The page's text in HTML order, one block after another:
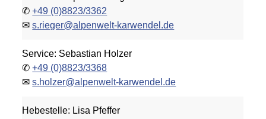
✆+49 (0)8823/3362
✉s.rieger@alpenwelt-karwendel.de
Service: Sebastian Holzer
✆+49 (0)8823/3368
✉s.holzer@alpenwelt-karwendel.de
Hebestelle: Lisa Pfeffer